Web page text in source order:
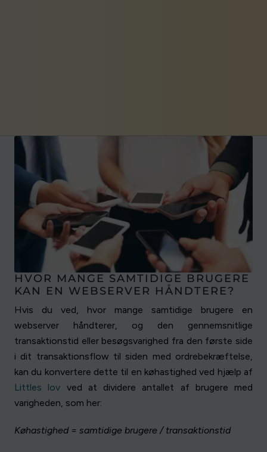
HVOR MANGE SAMTIDIGE BRUGERE
KAN EN WEBSERVER HÅNDTERE?
Hvis du ved, hvor mange samtidige brugere en
webserver håndterer, og den gennemsnitlige
transaktionstid eller besøgsvarighed fra den første side
i dit transaktionsflow til siden med ordrebekræftelse,
kan du konvertere dette til en køhastighed ved hjælp af
Littles lov ved at dividere antallet af brugere med
varigheden, som her:
Køhastighed = samtidige brugere / transaktionstid